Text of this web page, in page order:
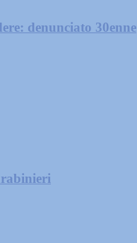
denunciato 30enne